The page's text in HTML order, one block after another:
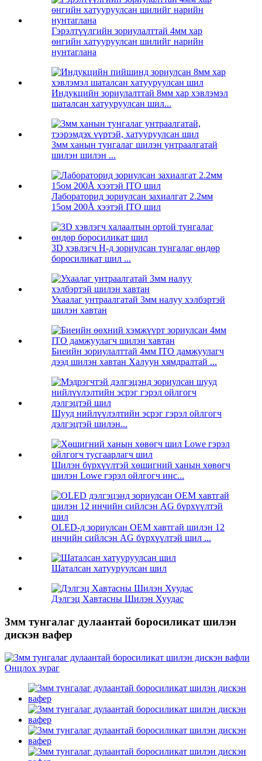
Гэрэлтүүлгийн зориулалттай 4мм хар
өнгийн хатууруулсан шилийг нарийн
нунтаглана
Индукцийн зориулалттай 8мм хар хэвлэмэл
шаталсан хатууруулсан шил...
3мм ханын тунгалаг шилэн унтраалгатай
шилэн шилэн ...
Лабораторид зориулсан захиалгат 2.2мм
15ом 200Å хээтэй ITO шил
3D хэвлэгч H-д зориулсан тунгалаг өндөр
боросиликат шил ...
Ухаалаг унтраалгатай 3мм налуу хэлбэртэй
шилэн хавтан
Биеийн зориулалттай 4мм ITO дамжуулагч
дээд шилэн хавтан Халуун хямдралтай ...
Шууд нийлүүлэлтийн эсрэг гэрэл ойлгогч
дэлгэцтэй шилэн...
Шилэн бүрхүүлтэй хөшигний ханын хөвөгч
шилэн Lowe гэрэл ойлгогч инс...
OLED-д зориулсан OEM хавтгай шилэн 12
инчийн сийлсэн AG бүрхүүлтэй шил ...
Шаталсан хатууруулсан шил
Дэлгэц Хавтасны Шилэн Хуудас
3мм тунгалаг дулаантай боросиликат шилэн
дискэн вафер